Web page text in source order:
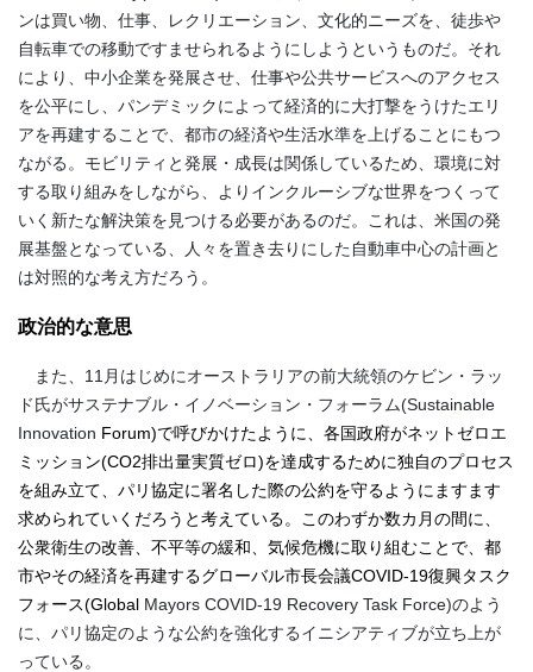
ンは買い物、仕事、レクリエーション、文化的ニーズを、徒歩や
自転車での移動ですませられるようにしようというものだ。それ
により、中小企業を発展させ、仕事や公共サービスへのアクセス
を公平にし、パンデミックによって経済的に大打撃をうけたエリ
アを再建することで、都市の経済や生活水準を上げることにもつ
ながる。モビリティと発展・成長は関係しているため、環境に対
する取り組みをしながら、よりインクルーシブな世界をつくって
いく新たな解決策を見つける必要があるのだ。これは、米国の発
展基盤となっている、人々を置き去りにした自動車中心の計画と
は対照的な考え方だろう。
政治的な意思
また、 11 月はじめにオーストラリアの前大統領のケビン・ラッ
ド氏がサステナブル・イノベーション・フォーラム(Sustainable
Innovation Forum)で呼びかけたように、各国政府がネットゼロエ
ミッション(CO2排出量実質ゼロ)を達成するために独自のプロセス
を組み立て、パリ協定に署名した際の公約を守るようにますます
求められていくだろうと考えている。このわずか数カ月の間に、
公衆衛生の改善、不平等の緩和、気候危機に取り組むことで、都
市やその経済を再建するグローバル市長会議COVID-19復興タスク
フォース(Global Mayors COVID-19 Recovery Task Force)のよう
に、パリ協定のような公約を強化するイニシアティブが立ち上が
っている。